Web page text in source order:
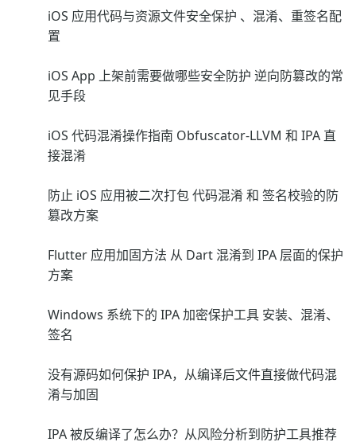
iOS 应用代码与资源文件安全保护 、混淆、重签名配
置
iOS App 上架前需要做哪些安全防护 逆向防篡改的常
见手段
iOS 代码混淆操作指南 Obfuscator-LLVM 和 IPA 直
接混淆
防止 iOS 应用被二次打包 代码混淆 和 签名校验的防
篡改方案
Flutter 应用加固方法 从 Dart 混淆到 IPA 层面的保护
方案
Windows 系统下的 IPA 加密保护工具 安装、混淆、
签名
没有源码如何保护 IPA，从编译后文件直接做代码混
淆与加固
IPA 被反编译了怎么办？从风险分析到防护工具推荐